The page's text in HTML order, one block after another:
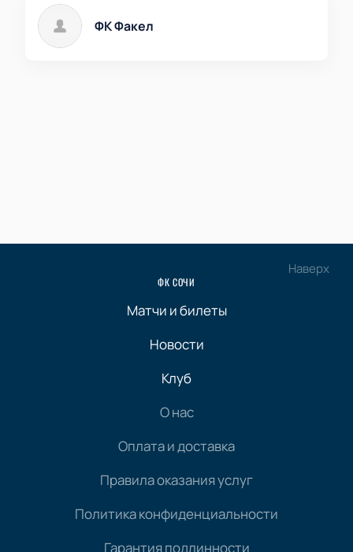
ФК Факел
Наверх
ФК СОЧИ
Матчи и билеты
Новости
Клуб
О нас
Оплата и доставка
Правила оказания услуг
Политика конфиденциальности
Гарантия подлинности